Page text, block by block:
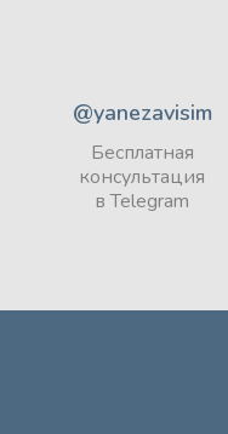
@yanezavisim
Бесплатная
консультация
в Telegram